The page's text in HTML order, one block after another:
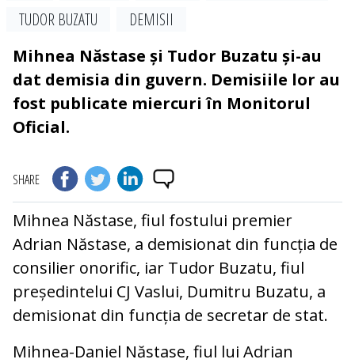
TUDOR BUZATU
DEMISII
Mihnea Năstase și Tudor Buzatu și-au
dat demisia din guvern. Demisiile lor au
fost publicate miercuri în Monitorul
Oficial.
SHARE
Mihnea Năstase, fiul fostului premier
Adrian Năstase, a demisionat din funcția de
consilier onorific, iar Tudor Buzatu, fiul
președintelui CJ Vaslui, Dumitru Buzatu, a
demisionat din funcția de secretar de stat.
Mihnea-Daniel Năstase, fiul lui Adrian